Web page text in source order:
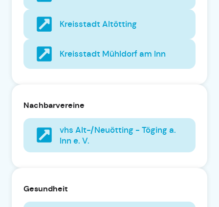
Kreisstadt Altötting
Kreisstadt Mühldorf am Inn
Nachbarvereine
vhs Alt-/Neuötting - Töging a.
Inn e. V.
Gesundheit